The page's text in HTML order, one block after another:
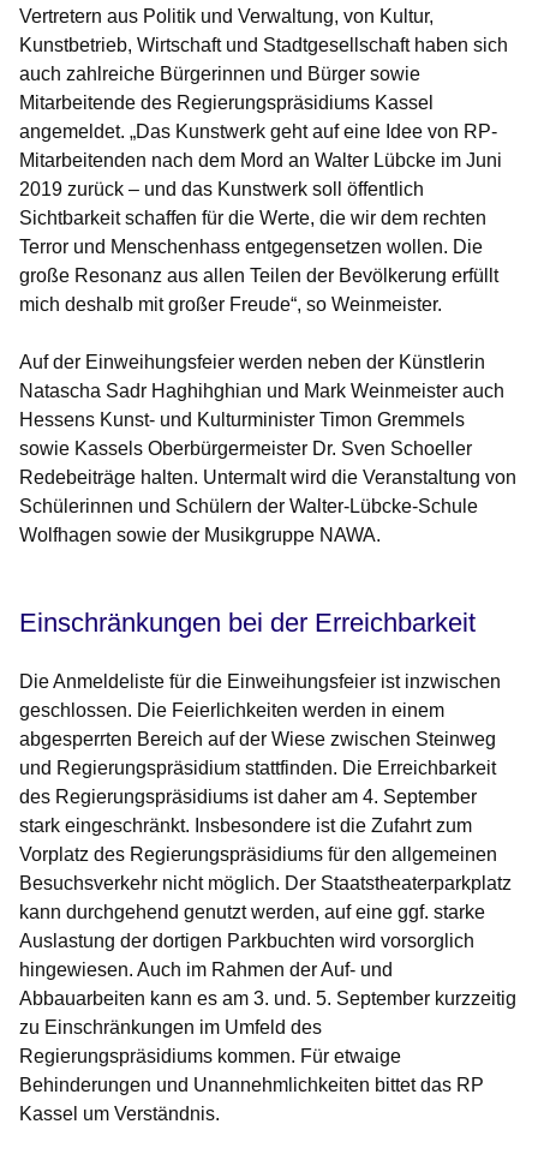
Vertretern aus Politik und Verwaltung, von Kultur,
Kunstbetrieb, Wirtschaft und Stadtgesellschaft haben sich
auch zahlreiche Bürgerinnen und Bürger sowie
Mitarbeitende des Regierungspräsidiums Kassel
angemeldet. „Das Kunstwerk geht auf eine Idee von RP-
Mitarbeitenden nach dem Mord an Walter Lübcke im Juni
2019 zurück – und das Kunstwerk soll öffentlich
Sichtbarkeit schaffen für die Werte, die wir dem rechten
Terror und Menschenhass entgegensetzen wollen. Die
große Resonanz aus allen Teilen der Bevölkerung erfüllt
mich deshalb mit großer Freude“, so Weinmeister.
Auf der Einweihungsfeier werden neben der Künstlerin
Natascha Sadr Haghihghian und Mark Weinmeister auch
Hessens Kunst- und Kulturminister Timon Gremmels
sowie Kassels Oberbürgermeister Dr. Sven Schoeller
Redebeiträge halten. Untermalt wird die Veranstaltung von
Schülerinnen und Schülern der Walter-Lübcke-Schule
Wolfhagen sowie der Musikgruppe NAWA.
Einschränkungen bei der Erreichbarkeit
Die Anmeldeliste für die Einweihungsfeier ist inzwischen
geschlossen. Die Feierlichkeiten werden in einem
abgesperrten Bereich auf der Wiese zwischen Steinweg
und Regierungspräsidium stattfinden. Die Erreichbarkeit
des Regierungspräsidiums ist daher am 4. September
stark eingeschränkt. Insbesondere ist die Zufahrt zum
Vorplatz des Regierungspräsidiums für den allgemeinen
Besuchsverkehr nicht möglich. Der Staatstheaterparkplatz
kann durchgehend genutzt werden, auf eine ggf. starke
Auslastung der dortigen Parkbuchten wird vorsorglich
hingewiesen. Auch im Rahmen der Auf- und
Abbauarbeiten kann es am 3. und. 5. September kurzzeitig
zu Einschränkungen im Umfeld des
Regierungspräsidiums kommen. Für etwaige
Behinderungen und Unannehmlichkeiten bittet das RP
Kassel um Verständnis.